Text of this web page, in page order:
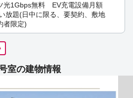
1Gbps無料 EV充電設備月額
放題(日中に限る、要契約、敷地
者限定)
室の建物情報